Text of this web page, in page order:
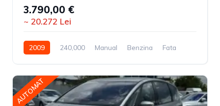
3.790,00 €
~ 20.272 Lei
2009 240,000 Manual Benzina Fata
AUTOMAT